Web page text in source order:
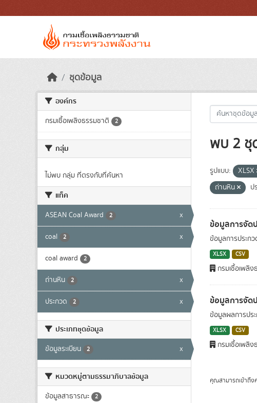
ชุดข้อมูล
องค์กร
กรมเชื้อเพลิงธรรมชาติ 2
กลุ่ม
ไม่พบ กลุ่ม ที่ตรงกับที่ค้นหา
แท็ค
ASEAN Coal Award 2 x
coal 2 x
coal award 2
ถ่านหิน 2 x
ประกวด 2 x
ประเภทชุดข้อมูล
ข้อมูลระเบียน 2 x
หมวดหมู่ตามธรรมาภิบาลข้อมูล
ข้อมูลสาธารณะ 2
พบ 2 ชุ
รูปแบบ: XLSX
ถ่านหิน
ป
ข้อมูลการจัด
ข้อมูลการประก
XLSX CSV
กรมเชื้อเพลิง
ข้อมูลการจัด
ข้อมูลผลการปร
XLSX CSV
กรมเชื้อเพลิง
คุณสามารถเข้าถึง